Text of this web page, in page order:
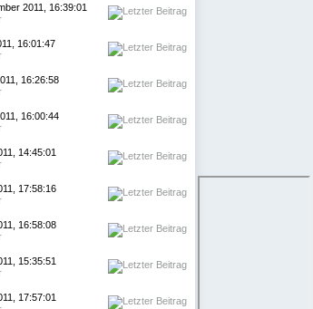
2011, 16:39:01
16:01:47
16:26:58
16:00:44
14:45:01
17:58:16
16:58:08
15:35:51
17:57:01